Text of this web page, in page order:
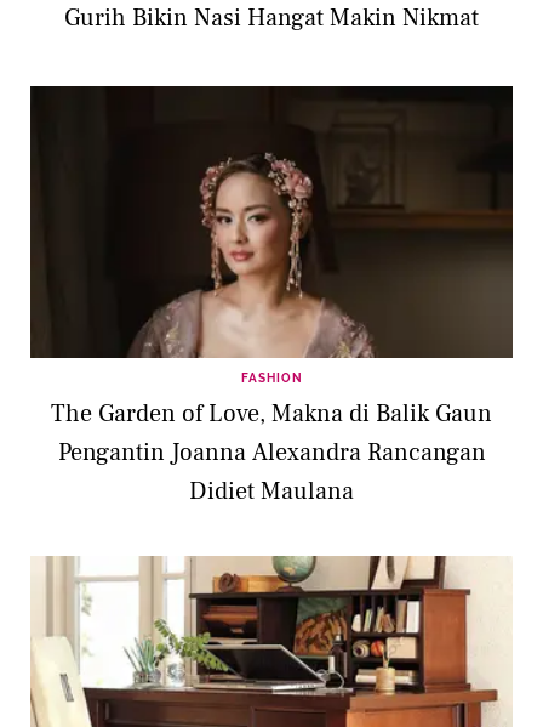
Gurih Bikin Nasi Hangat Makin Nikmat
FASHION
The Garden of Love, Makna di Balik Gaun
Pengantin Joanna Alexandra Rancangan
Didiet Maulana